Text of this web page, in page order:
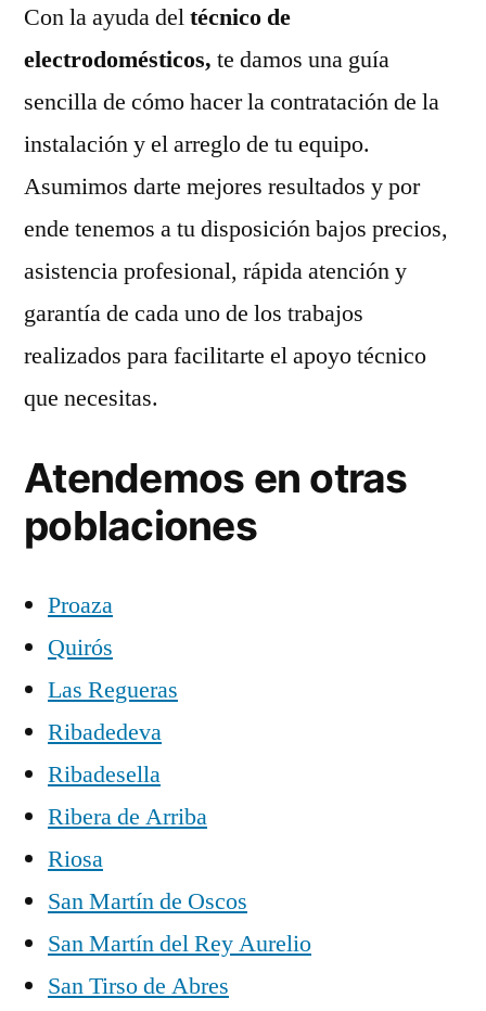
Con la ayuda deltécnico de
electrodomésticos, te damos una guía
sencilla de cómo hacer la contratación de la
instalación y el arreglo de tu equipo.
Asumimos darte mejores resultados y por
ende tenemos a tu disposición bajos precios,
asistencia profesional, rápida atención y
garantía de cada uno de los trabajos
realizados para facilitarte el apoyo técnico
que necesitas.
Atendemos en otras
poblaciones
Proaza
Quirós
Las Regueras
Ribadedeva
Ribadesella
Ribera de Arriba
Riosa
San Martín de Oscos
San Martín del Rey Aurelio
San Tirso de Abres